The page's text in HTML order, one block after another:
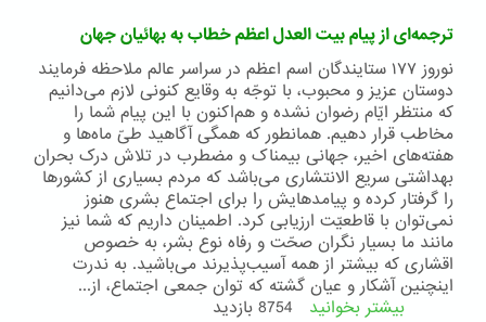
۲۰٢٠
ترجمه‌ای از پیام بیت ‌العدل اعظم خطاب به بهائیان جهان
نوروز ١٧٧ ستایندگان اسم اعظم در سراسر عالم ملاحظه فرمایند
دوستان عزیز و محبوب، با توجّه به وقایع کنونی لازم می‌دانیم
که منتظر ایّام رضوان نشده و هم‌اکنون با این پیام شما را
مخاطب قرار دهیم. همانطور که همگی آگاهید طیّ ماه‌ها و
هفته‌های اخیر، جهانی بیمناک و مضطرب در تلاش درک بحران
بهداشتی سریع الانتشاری می‌باشد که مردم بسیاری از کشورها
را گرفتار کرده و پیامدهایش را برای اجتماع بشری هنوز
نمی‌توان با قاطعیّت ارزیابی کرد. اطمینان داریم که شما نیز
مانند ما بسیار نگران صحّت و رفاه نوع بشر، به خصوص
اقشاری که بیشتر از همه آسیب‌پذیرند می‌باشید. به ندرت
اینچنین آشکار و عیان گشته که توان جمعی اجتماع، از...
بیشتر بخوانید درباره
8754 بازدید